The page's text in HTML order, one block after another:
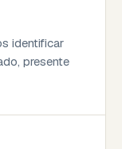
identificar
presente